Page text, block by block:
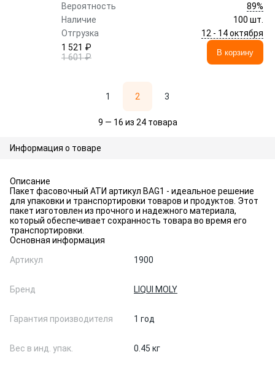
Вероятность
89%
Наличие
100 шт.
Отгрузка
12 - 14 октября
1 521 ₽
1 601 ₽
В корзину
1 2 3
9 — 16 из 24 товара
Информация о товаре
Описание
Пакет фасовочный АТИ артикул BAG1 - идеальное решение
для упаковки и транспортировки товаров и продуктов. Этот
пакет изготовлен из прочного и надежного материала,
который обеспечивает сохранность товара во время его
транспортировки.
Основная информация
Артикул
1900
Бренд LIQUI MOLY
Гарантия производителя 1 год
Вес в инд. упак. 0.45 кг